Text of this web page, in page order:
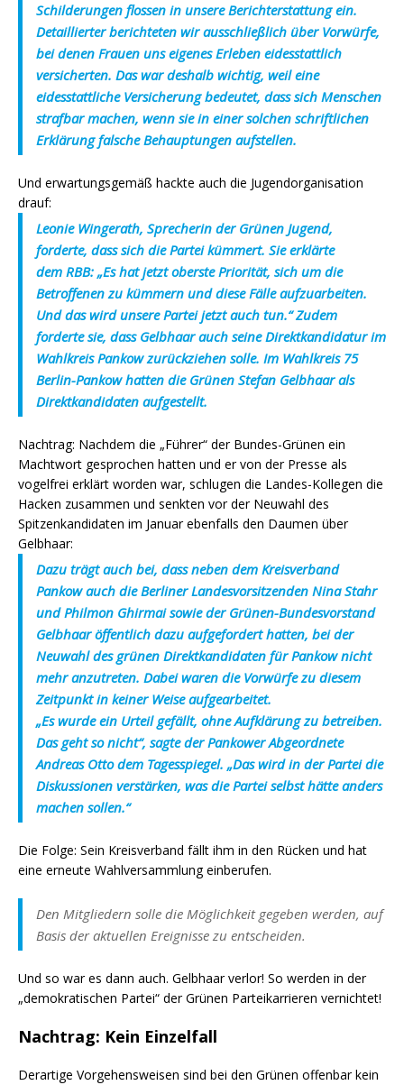
Schilderungen flossen in unsere Berichterstattung ein.
Detaillierter berichteten wir ausschließlich über Vorwürfe,
bei denen Frauen uns eigenes Erleben eidesstattlich
versicherten. Das war deshalb wichtig, weil eine
eidesstattliche Versicherung bedeutet, dass sich Menschen
strafbar machen, wenn sie in einer solchen schriftlichen
Erklärung falsche Behauptungen aufstellen.
Und erwartungsgemäß hackte auch die Jugendorganisation
drauf:
Leonie Wingerath, Sprecherin der Grünen Jugend,
forderte, dass sich die Partei kümmert. Sie erklärte
dem RBB: „Es hat jetzt oberste Priorität, sich um die
Betroffenen zu kümmern und diese Fälle aufzuarbeiten.
Und das wird unsere Partei jetzt auch tun.“ Zudem
forderte sie, dass Gelbhaar auch seine Direktkandidatur im
Wahlkreis Pankow zurückziehen solle. Im Wahlkreis 75
Berlin-Pankow hatten die Grünen Stefan Gelbhaar als
Direktkandidaten aufgestellt.
Nachtrag: Nachdem die „Führer“ der Bundes-Grünen ein
Machtwort gesprochen hatten und er von der Presse als
vogelfrei erklärt worden war, schlugen die Landes-Kollegen die
Hacken zusammen und senkten vor der Neuwahl des
Spitzenkandidaten im Januar ebenfalls den Daumen über
Gelbhaar:
Dazu trägt auch bei, dass neben dem Kreisverband
Pankow auch die Berliner Landesvorsitzenden Nina Stahr
und Philmon Ghirmai sowie der Grünen-Bundesvorstand
Gelbhaar öffentlich dazu aufgefordert hatten, bei der
Neuwahl des grünen Direktkandidaten für Pankow nicht
mehr anzutreten. Dabei waren die Vorwürfe zu diesem
Zeitpunkt in keiner Weise aufgearbeitet.
„Es wurde ein Urteil gefällt, ohne Aufklärung zu betreiben.
Das geht so nicht“, sagte der Pankower Abgeordnete
Andreas Otto dem Tagesspiegel. „Das wird in der Partei die
Diskussionen verstärken, was die Partei selbst hätte anders
machen sollen.“
Die Folge: Sein Kreisverband fällt ihm in den Rücken und hat
eine erneute Wahlversammlung einberufen.
Den Mitgliedern solle die Möglichkeit gegeben werden, auf
Basis der aktuellen Ereignisse zu entscheiden.
Und so war es dann auch. Gelbhaar verlor! So werden in der
„demokratischen Partei“ der Grünen Parteikarrieren vernichtet!
Nachtrag: Kein Einzelfall
Derartige Vorgehensweisen sind bei den Grünen offenbar kein